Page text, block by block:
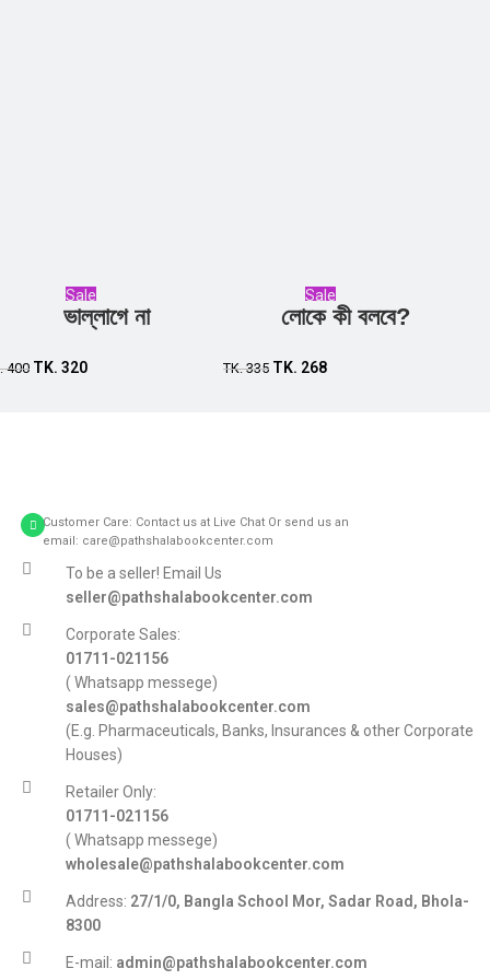
Sale
ভাল্লাগে না
400 TK. 320
Sale
লোকে কী বলবে?
TK.335 TK. 268
Customer Care: Contact us at Live Chat Or send us an
email: care@pathshalabookcenter.com
To be a seller! Email Us
seller@pathshalabookcenter.com
Corporate Sales:
01711-021156
( Whatsapp messege)
sales@pathshalabookcenter.com
(E.g. Pharmaceuticals, Banks, Insurances & other Corporate
Houses)
Retailer Only:
01711-021156
( Whatsapp messege)
wholesale@pathshalabookcenter.com
Address: 27/1/0, Bangla School Mor, Sadar Road, Bhola-
8300
E-mail: admin@pathshalabookcenter.com